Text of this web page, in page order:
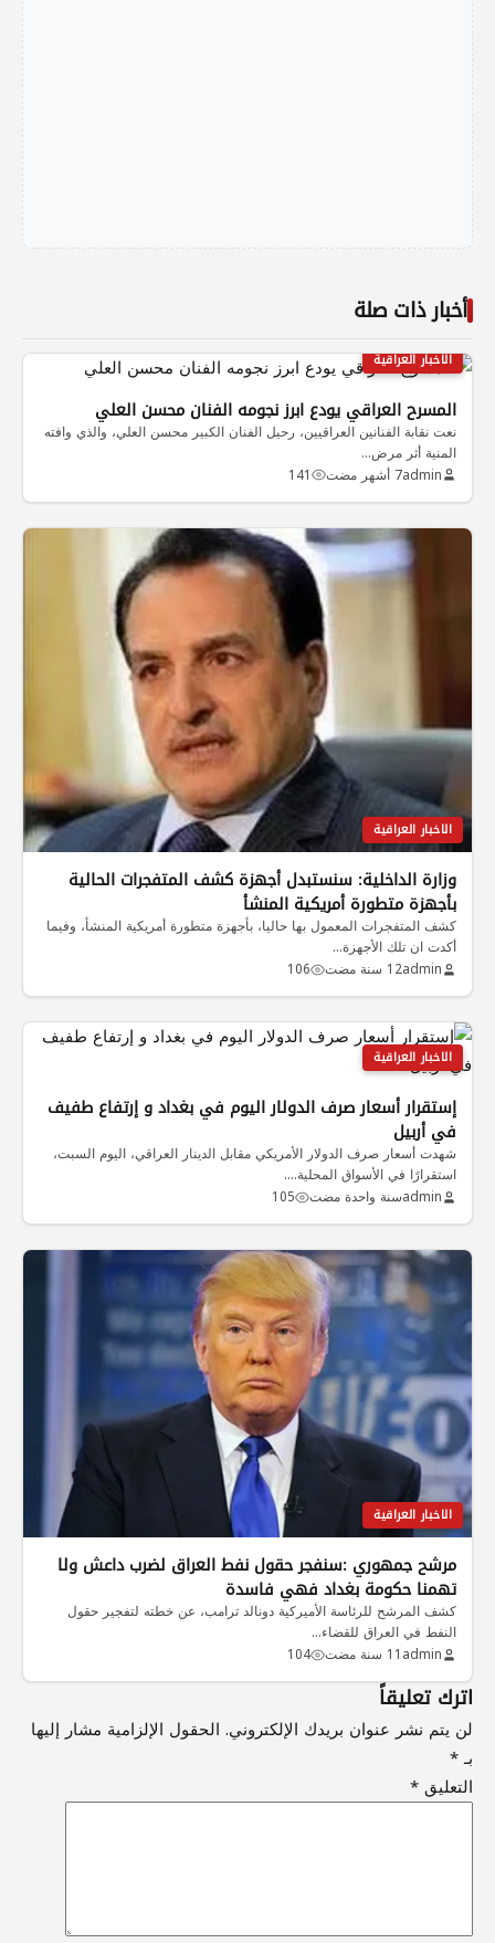
أخبار ذات صلة
الاخبار العراقية
المسرح العراقي يودع ابرز نجومه الفنان محسن العلي
نعت نقابة الفنانين العراقيين، رحيل الفنان الكبير محسن العلي، والذي وافته
المنية أثر مرض…
admin7 أشهر مضت 141
الاخبار العراقية
وزارة الداخلية: سنستبدل أجهزة كشف المتفجرات الحالية
بأجهزة متطورة أمريكية المنشأ
كشف المتفجرات المعمول بها حاليا، بأجهزة متطورة أمريكية المنشأ، وفيما
أكدت ان تلك الأجهزة…
admin12 سنة مضت 106
الاخبار العراقية
إستقرار أسعار صرف الدولار اليوم في بغداد و إرتفاع طفيف
في أربيل
شهدت أسعار صرف الدولار الأمريكي مقابل الدينار العراقي، اليوم السبت،
استقرارًا في الأسواق المحلية.…
adminسنة واحدة مضت 105
الاخبار العراقية
مرشح جمهوري :سنفجر حقول نفط العراق لضرب داعش ولا
تهمنا حكومة بغداد فهي فاسدة
كشف المرشح للرئاسة الأميركية دونالد ترامب، عن خطته لتفجير حقول
النفط في العراق للقضاء…
admin11 سنة مضت 104
اترك تعليقاً
لن يتم نشر عنوان بريدك الإلكتروني. الحقول الإلزامية مشار إليها
بـ*
التعليق*